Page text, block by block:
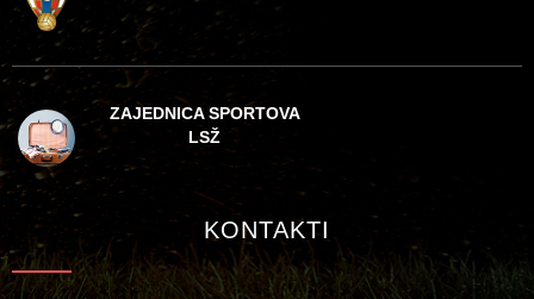
ZAJEDNICA SPORTOVA
LSŽ
KONTAKTI